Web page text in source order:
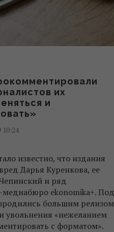
их
и
10:24
известно, что издания
Дарья Куренкова, ее
и ряд
медиабюро ekonomika+. Под
большим
увольнения «нежеланием
с форматом».